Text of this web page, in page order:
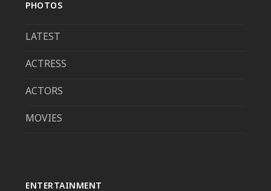
PHOTOS
LATEST
ACTRESS
ACTORS
MOVIES
ENTERTAINMENT